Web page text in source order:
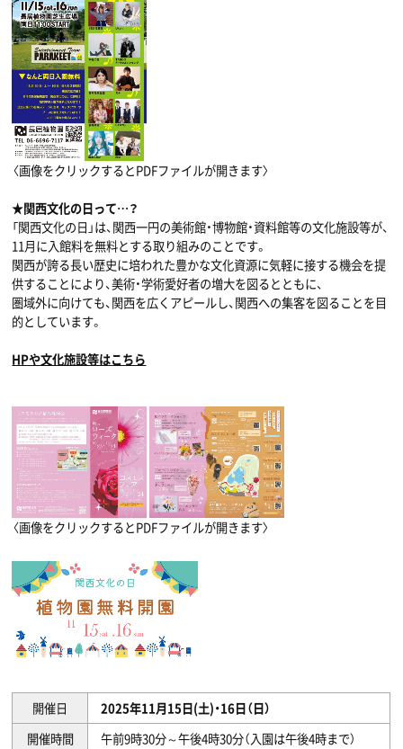
〈画像をクリックするとPDFファイルが開きます〉
★関西文化の日って…？
「関西文化の日」は、関西一円の美術館・博物館・資料館等の文化施設等が、
11月に入館料を無料とする取り組みのことです。
関西が誇る長い歴史に培われた豊かな文化資源に気軽に接する機会を提
供することにより、美術・学術愛好者の増大を図るとともに、
圏域外に向けても、関西を広くアピールし、関西への集客を図ることを目
的としています。
HPや文化施設等はこちら
〈画像をクリックするとPDFファイルが開きます〉
開催日
2025年11月15日(土)・16日（日）
開催時間
午前9時30分～午後4時30分（入園は午後4時まで）